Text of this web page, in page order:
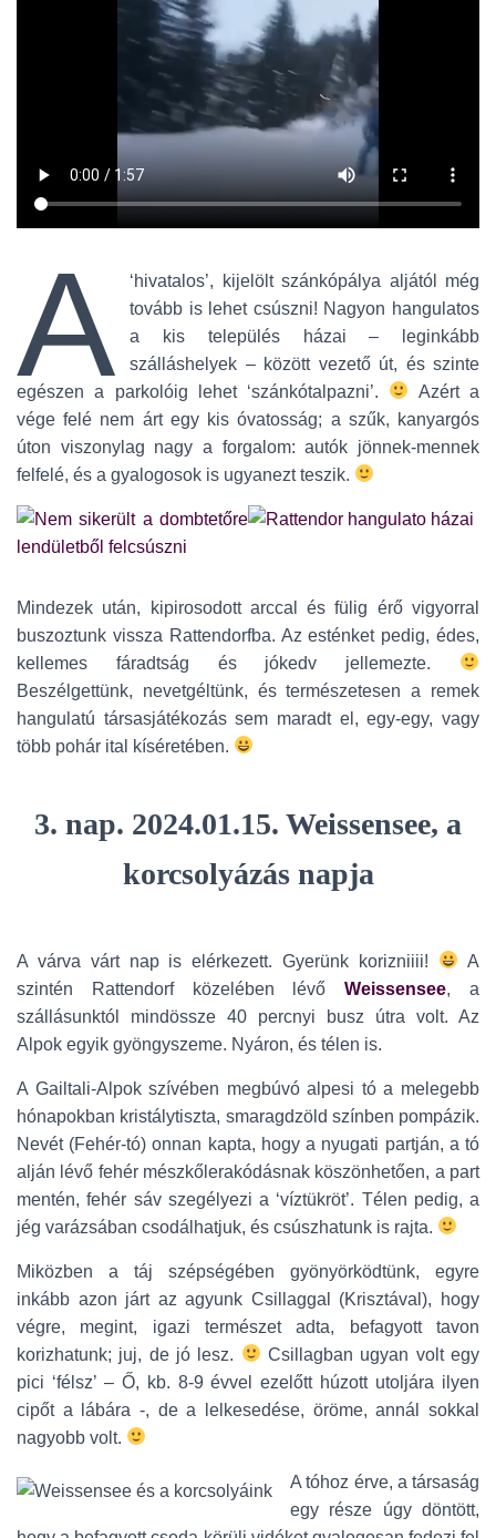
A
‘hivatalos’, kijelölt szánkópálya aljától még
tovább is lehet csúszni! Nagyon hangulatos
a kis település házai – leginkább
szálláshelyek – között vezető út, és szinte
egészen a parkolóig lehet ‘szánkótalpazni’.
Azért a
vége felé nem árt egy kis óvatosság; a szűk, kanyargós
úton viszonylag nagy a forgalom: autók jönnek-mennek
felfelé, és a gyalogosok is ugyanezt teszik.
Mindezek után, kipirosodott arccal és fülig érő vigyorral
buszoztunk vissza Rattendorfba. Az esténket pedig, édes,
kellemes fáradtság és jókedv jellemezte.
Beszélgettünk, nevetgéltünk, és természetesen a remek
hangulatú társasjátékozás sem maradt el, egy-egy, vagy
több pohár ital kíséretében.
3. nap. 2024.01.15. Weissensee, a
korcsolyázás napja
A várva várt nap is elérkezett. Gyerünk korizniiii!
A
szintén Rattendorf közelében lévőWeissensee, a
szállásunktól mindössze 40 percnyi busz útra volt. Az
Alpok egyik gyöngyszeme. Nyáron, és télen is.
A Gailtali-Alpok szívében megbúvó alpesi tó a melegebb
hónapokban kristálytiszta, smaragdzöld színben pompázik.
Nevét (Fehér-tó) onnan kapta, hogy a nyugati partján, a tó
alján lévő fehér mészkőlerakódásnak köszönhetően, a part
mentén, fehér sáv szegélyezi a ‘víztükröt’. Télen pedig, a
jég varázsában csodálhatjuk, és csúszhatunk is rajta.
Miközben a táj szépségében gyönyörködtünk, egyre
inkább azon járt az agyunk Csillaggal (Krisztával), hogy
végre, megint, igazi természet adta, befagyott tavon
korizhatunk; juj, de jó lesz.
Csillagban ugyan volt egy
pici ‘félsz’ – Ő, kb. 8-9 évvel ezelőtt húzott utoljára ilyen
cipőt a lábára -, de a lelkesedése, öröme, annál sokkal
nagyobb volt.
A tóhoz érve, a társaság
egy része úgy döntött,